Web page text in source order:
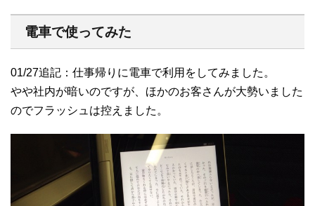
電車で使ってみた
01/27追記：仕事帰りに電車で利用をしてみました。
やや社内が暗いのですが、ほかのお客さんが大勢いました
のでフラッシュは控えました。